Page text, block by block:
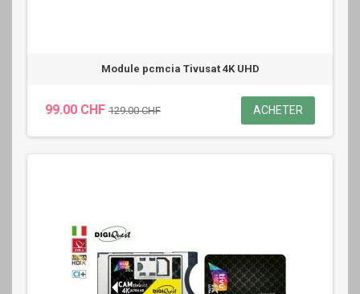
Module pcmcia Tivusat 4K UHD
99.00 CHF 129.00 CHF ACHETER